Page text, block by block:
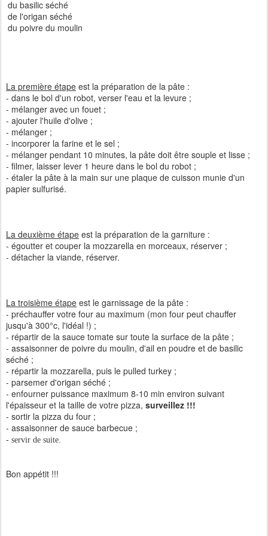
du basilic séché
de l'origan séché
du poivre du moulin
La première étape est la préparation de la pâte :
- dans le bol d'un robot, verser l'eau et la levure ;
- mélanger avec un fouet ;
- ajouter l'huile d'olive ;
- mélanger ;
- incorporer la farine et le sel ;
- mélanger pendant 10 minutes, la pâte doit être souple et lisse ;
- filmer, laisser lever 1 heure dans le bol du robot ;
- étaler la pâte à la main sur une plaque de cuisson munie d'un
papier sulfurisé.
La deuxième étape est la préparation de la garniture :
- égoutter et couper la mozzarella en morceaux, réserver ;
- détacher la viande, réserver.
La troisième étape est le garnissage de la pâte :
- préchauffer votre four au maximum (mon four peut chauffer
jusqu'à 300°c, l'idéal !) ;
- répartir de la sauce tomate sur toute la surface de la pâte ;
- assaisonner de poivre du moulin, d'ail en poudre et de basilic
séché ;
- répartir la mozzarella, puis le pulled turkey ;
- parsemer d'origan séché ;
- enfourner puissance maximum 8-10 min environ suivant
l'épaisseur et la taille de votre pizza, surveillez !!!
- sortir la pizza du four ;
- assaisonner de sauce barbecue ;
- servir de suite.
Bon appétit !!!